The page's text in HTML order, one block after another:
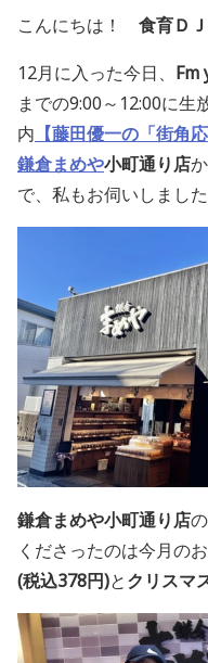
こんにちは！ 食育ＤＪ
12月に入った今日、 Fm
までの9:00～12:00に生
内 【藤田優一の「街角
鎌倉まめや小町通り店
で、私もお伺いしました
鎌倉まめや小町通り店
くださったのは今月の
(税込378円)とクリスマ